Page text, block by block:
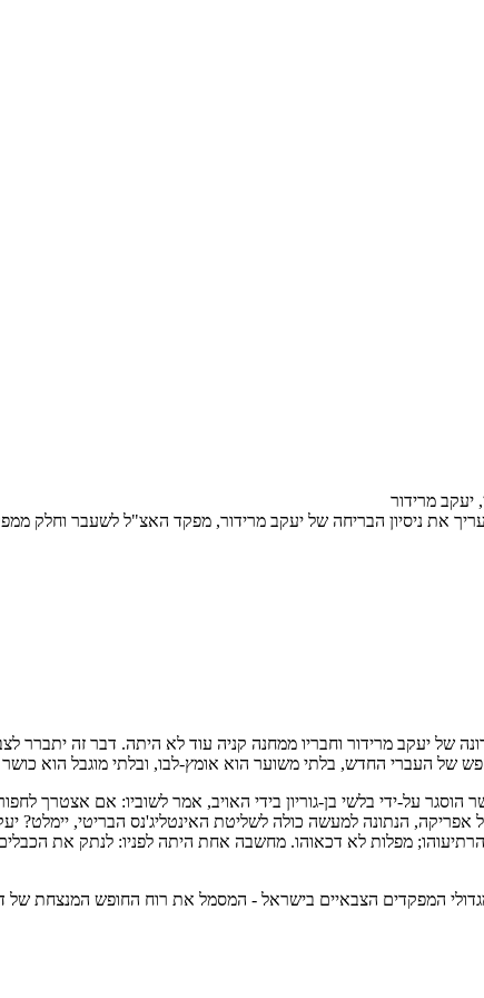
יעקב מרידור
את ניסיון הבריחה של יעקב מרידור, מפקד האצ"ל לשעבר וחלק
של יעקב מרידור וחבריו ממחנה קניה עוד לא היתה. דבר זה יתברר
של העברי החדש, בלתי משוער הוא אומץ-לבו, ובלתי מוגבל הוא
הוסגר על-ידי בלשי בן-גוריון בידי האויב, אמר לשוביו: אם אצטרך
אפריקה, הנתונה למעשה כולה לשליטת האינטליג'נס הבריטי, יימלט?
מפלות לא דכאוהו. מחשבה אחת היתה לפניו: לנתק את
המפקדים הצבאיים בישראל - המסמל את רוח החופש המנצחת